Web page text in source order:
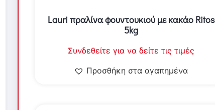
Lauri πραλίνα φουντουκιού με κακάο Ritos
5kg
Συνδεθείτε για να δείτε τις τιμές
Προσθήκη στα αγαπημένα